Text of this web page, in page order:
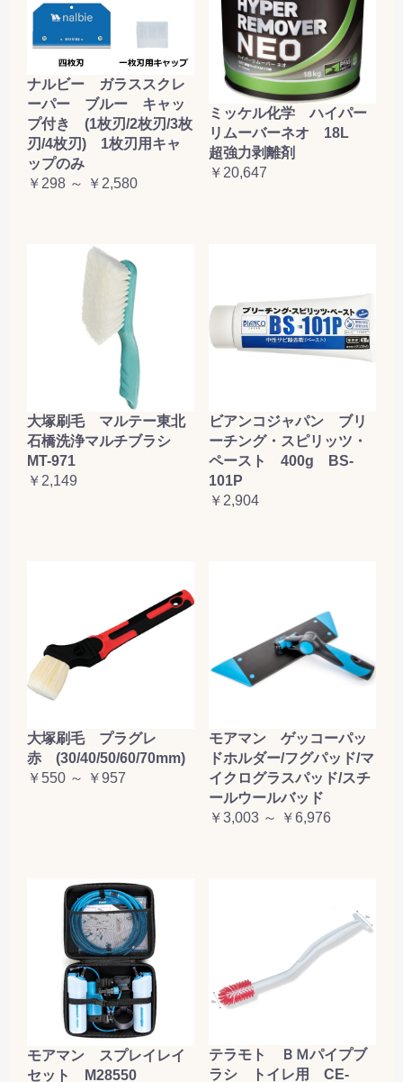
ナルビー ガラススクレ
ーパー ブルー キャッ
プ付き (1枚刃/2枚刃/3枚
刃/4枚刃) 1枚刃用キャ
ップのみ
￥298 ～ ￥2,580
ミッケル化学 ハイパー
リムーバーネオ 18L
超強力剥離剤
￥20,647
大塚刷毛 マルテー東北
石橋洗浄マルチブラシ
MT-971
￥2,149
ビアンコジャパン ブリ
ーチング・スピリッツ・
ペースト 400g BS-
101P
￥2,904
大塚刷毛 プラグレ
赤 (30/40/50/60/70mm)
￥550 ～ ￥957
モアマン ゲッコーパッ
ドホルダー/フグパッド/マ
イクログラスパッド/スチ
ールウールバッド
￥3,003 ～ ￥6,976
モアマン スプレイレイ
セット M28550
テラモト ＢＭパイプブ
ラシ トイレ用 CE-